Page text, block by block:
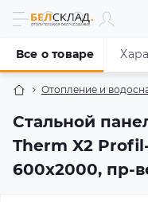
Отопление и
Стальной
Therm X2
600x2000, пр-
Все о товаре